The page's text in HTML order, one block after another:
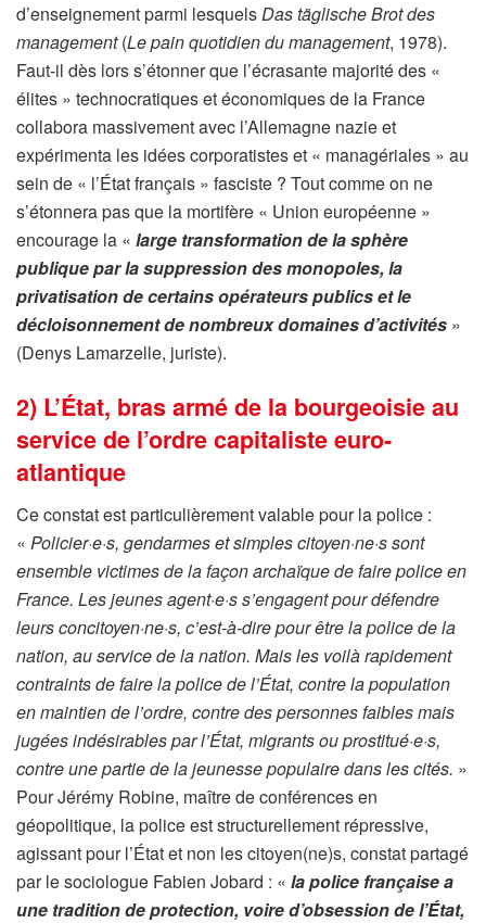
d’enseignement parmi lesquelsDas täglische Brot des
management(Le pain quotidien du management, 1978).
Faut-il dès lors s’étonner que l’écrasante majorité des «
élites » technocratiques et économiques de la France
collabora massivement avec l’Allemagne nazie et
expérimenta les idées corporatistes et « managériales » au
sein de « l’État français » fasciste ? Tout comme on ne
s’étonnera pas que la mortifère « Union européenne »
encourage la « large transformation de la sphère
publique par la suppression des monopoles, la
privatisation de certains opérateurs publics et le
décloisonnement de nombreux domaines d’activités »
(Denys Lamarzelle, juriste).
2) L’État, bras armé de la bourgeoisie au
service de l’ordre capitaliste euro-
atlantique
Ce constat est particulièrement valable pour la police :
« Policier·e·s, gendarmes et simples citoyen·ne·s sont
ensemble victimes de la façon archaïque de faire police en
France. Les jeunes agent·e·s s’engagent pour défendre
leurs concitoyen·ne·s, c’est-à-dire pour être la police de la
nation, au service de la nation. Mais les voilà rapidement
contraints de faire la police de l’État, contre la population
en maintien de l’ordre, contre des personnes faibles mais
jugées indésirables par l’État, migrants ou prostitué·e·s,
contre une partie de la jeunesse populaire dans les cités. »
Pour Jérémy Robine, maître de conférences en
géopolitique, la police est structurellement répressive,
agissant pour l’État et non les citoyen(ne)s, constat partagé
par le sociologue Fabien Jobard : « la police française a
une tradition de protection, voire d’obsession de l’État,